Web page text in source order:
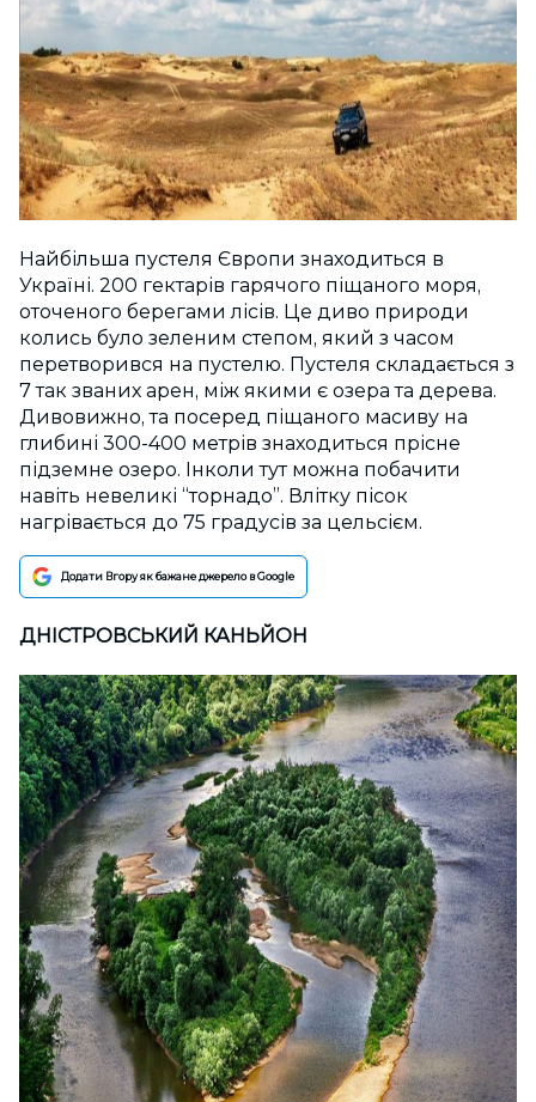
Найбільша пустеля Європи знаходиться в
Україні. 200 гектарів гарячого піщаного моря,
оточеного берегами лісів. Це диво природи
колись було зеленим степом, який з часом
перетворився на пустелю. Пустеля складається з
7 так званих арен, між якими є озера та дерева.
Дивовижно, та посеред піщаного масиву на
глибині 300-400 метрів знаходиться прісне
підземне озеро. Інколи тут можна побачити
навіть невеликі “торнадо”. Влітку пісок
нагрівається до 75 градусів за цельсієм.
Додати Вгору як бажане джерело в Google
ДНІСТРОВСЬКИЙ КАНЬЙОН